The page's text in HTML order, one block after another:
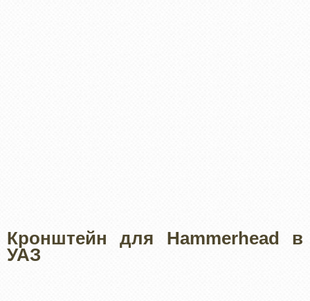
Кронштейн для Hammerhead в
УАЗ